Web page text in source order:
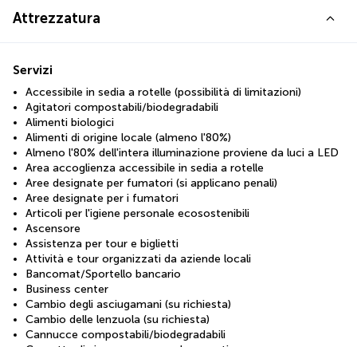
Attrezzatura
Servizi
Accessibile in sedia a rotelle (possibilità di limitazioni)
Agitatori compostabili/biodegradabili
Alimenti biologici
Alimenti di origine locale (almeno l'80%)
Almeno l'80% dell'intera illuminazione proviene da luci a LED
Area accoglienza accessibile in sedia a rotelle
Aree designate per fumatori (si applicano penali)
Aree designate per i fumatori
Articoli per l'igiene personale ecosostenibili
Ascensore
Assistenza per tour e biglietti
Attività e tour organizzati da aziende locali
Bancomat/Sportello bancario
Business center
Cambio degli asciugamani (su richiesta)
Cambio delle lenzuola (su richiesta)
Cannucce compostabili/biodegradabili